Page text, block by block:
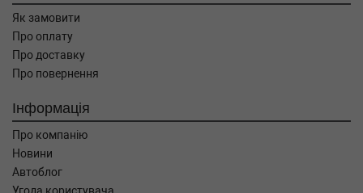
Як замовити
Про оплату
Про доставку
Про повернення
Інформація
Про компанію
Новини
Автоблог